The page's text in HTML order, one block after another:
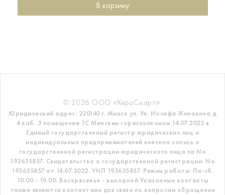
В корзину
© 2026 ООО «КераСмарт».
Юридический адрес: 220140 г. Минск ул. Ул. Иосифа Жиновича д
4 каб. 3 помещение ТС Минским горисполкомом 14.07.2022 в
Единый государственный регистр юридических лиц и
индивидуальных предпринимателей внесена запись о
государственной регистрации юридического лица за No
193635857. Свидетельство о государственной регистрации: No
193635857 от 14.07.2022. УНП 193635857. Режим работы: Пн-сб.
10.00 - 19.00. Воскресенье - выходной Указанные контакты
также являются контактами для связи по вопросам обращения